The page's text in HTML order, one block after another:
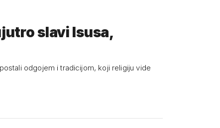
slavi Isusa,
odgojem i tradicijom, koji religiju vide